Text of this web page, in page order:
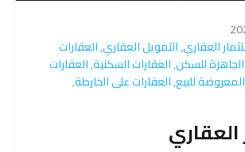
العقاري,التمويل العقاري,العقارات
للسكن,العقارات السكنية,العقارات
للبيع,العقارات على الخارطة,
العقاري